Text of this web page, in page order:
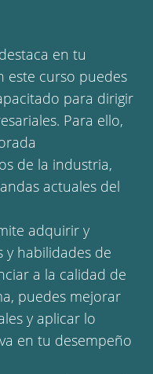
en tu
este curso puedes
para dirigir
Para ello,
de la industria,
actuales del
adquirir y
y habilidades de
a la calidad de
puedes mejorar
y aplicar lo
en tu desempeño